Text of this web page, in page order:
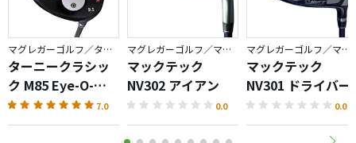
マグレガーゴルフ／ターニー
ターニークラシッ
ク M85 Eye-O-
Matic・
Celebrating
7.0
マグレガーゴルフ／マックテック
マックテック
NV302 アイアン
0.0
マグレガーゴルフ／マックテック
マックテック
NV301 ドライバー
0.0